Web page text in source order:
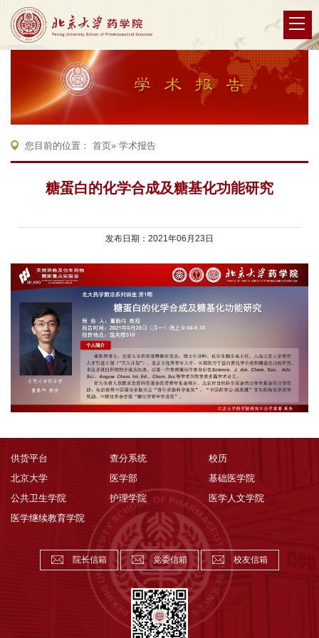
您目前的位置： 首页» 学术报告
糖蛋白的化学合成及糖基化功能研究
发布日期：2021年06月23日
供货平台 查分系统
校历
北京大学
医学部
基础医学院
公共卫生学院
护理学院
医学人文学院
医学继续教育学院
院长信箱 党委信箱 校友信箱